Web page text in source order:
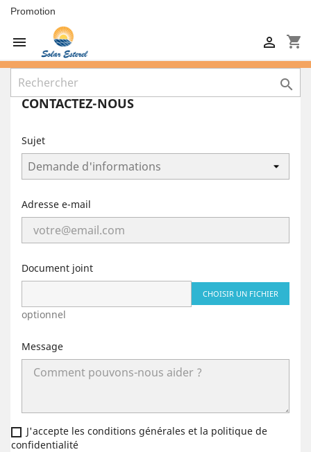
Promotion
 shopping_cart


CONTACTEZ-NOUS
Sujet
Adresse e-mail
Document joint
CHOISIR UN FICHIER
optionnel
Message
J'accepte les conditions générales et la politique de
confidentialité